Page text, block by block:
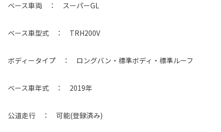
ベース車両 ： スーパーGL
ベース車型式 ： TRH200V
ボディータイプ ： ロングバン・標準ボディ・標準ルーフ
ベース車年式 ： 2019年
公道走行 ： 可能(登録済み)